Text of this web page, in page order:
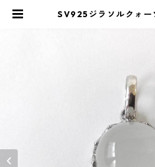
SV925ジラソルクォー